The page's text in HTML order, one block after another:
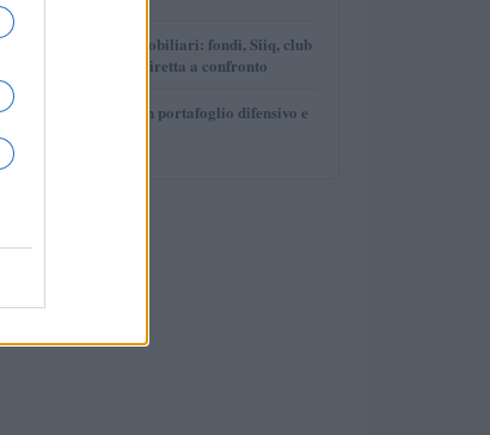
4
Investimenti immobiliari: fondi, Siiq, club
deal e proprietà diretta a confronto
5
Come costruire un portafoglio difensivo e